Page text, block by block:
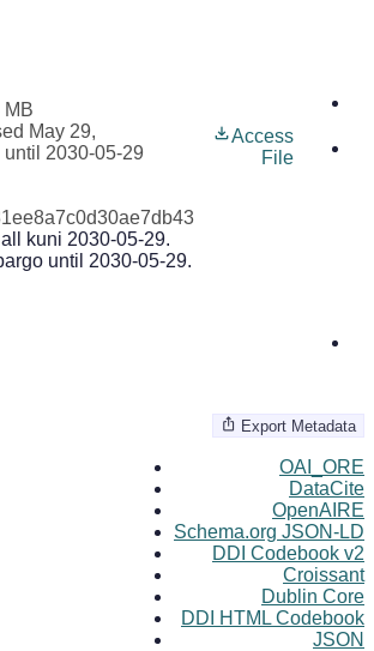
MB
May 29,
until 2030-05-29
kuni 2030-05-29.
until 2030-05-29.
Access
File
Export Metadata
OAI_ORE
DataCite
OpenAIRE
Schema.org JSON-LD
DDI Codebook v2
Croissant
Dublin Core
DDI HTML Codebook
JSON